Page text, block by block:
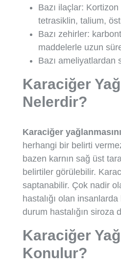
Bazı ilaçlar:
tetrasiklin, talium,
Bazı zehirler:
maddelerle uzun
Bazı ameliyatlardan
Karaciğer
Nelerdir?
Karaciğer
herhangi bir belirti
bazen karnın sağ üst
belirtiler görülebilir.
saptanabilir. Çok nadir
hastalığı olan insanlarda
durum hastalığın siroza
Karaciğer
Konulur?